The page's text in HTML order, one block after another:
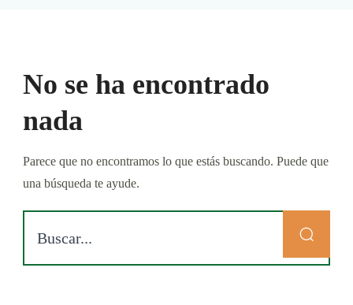
No se ha encontrado
nada
Parece que no encontramos lo que estás buscando. Puede que
una búsqueda te ayude.